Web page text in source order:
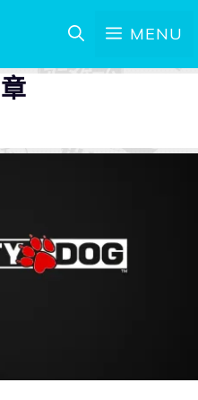
MENU